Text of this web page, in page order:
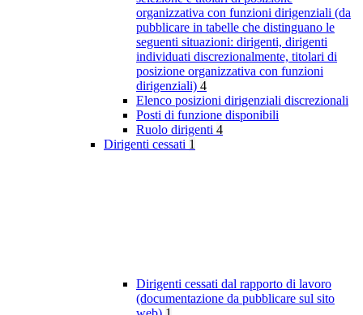
organizzativa con funzioni dirigenziali (da
pubblicare in tabelle che distinguano le
seguenti situazioni: dirigenti, dirigenti
individuati discrezionalmente, titolari di
posizione organizzativa con funzioni
dirigenziali) 4
Elenco posizioni dirigenziali discrezionali
Posti di funzione disponibili
Ruolo dirigenti 4
Dirigenti cessati 1
Dirigenti cessati dal rapporto di lavoro
(documentazione da pubblicare sul sito